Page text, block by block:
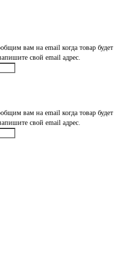
вам на email когда товар будет
свой email адрес.
вам на email когда товар будет
свой email адрес.